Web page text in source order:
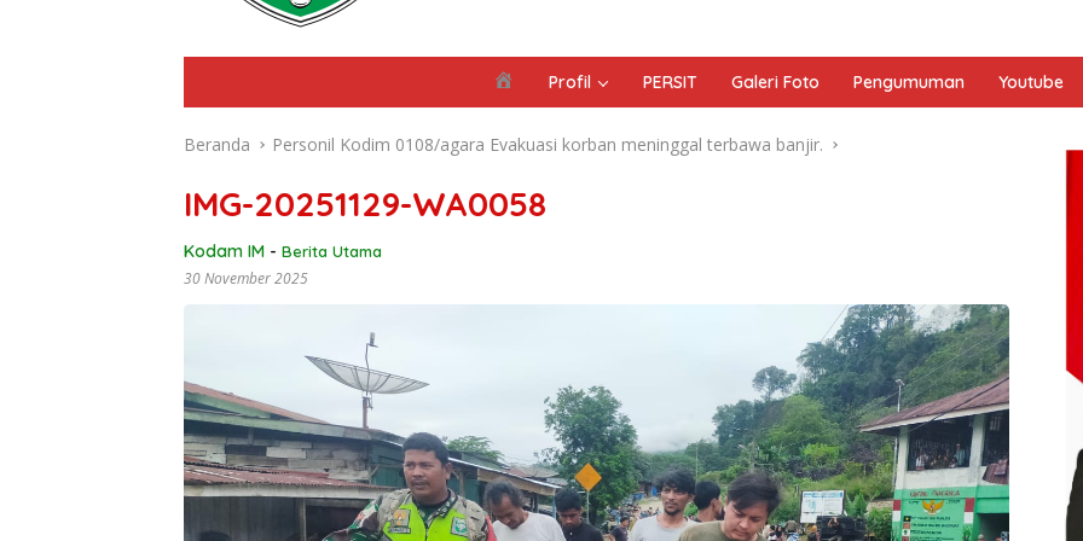
e
a
d
a
Profil PERSIT Galeri Foto Pengumuman Youtube
Beranda Personil Kodim 0108/agara Evakuasi korban meninggal terbawa banjir.
IMG-20251129-WA0058
Kodam IM - Berita Utama
30 November 2025